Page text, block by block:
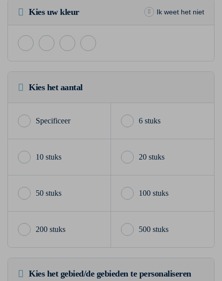
Kies uw kleur Ik weet het niet
Kies het aantal
6 stuks
10 stuks 20 stuks
50 stuks 100 stuks
200 stuks 500 stuks
Kies het gebied/de gebieden te personaliseren